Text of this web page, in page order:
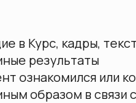
в Курс, кадры,
результаты
ознакомился или
образом в связи с